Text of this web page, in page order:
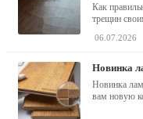
Как
трещин
06.07.2026
новинка
Новинка
вам новую